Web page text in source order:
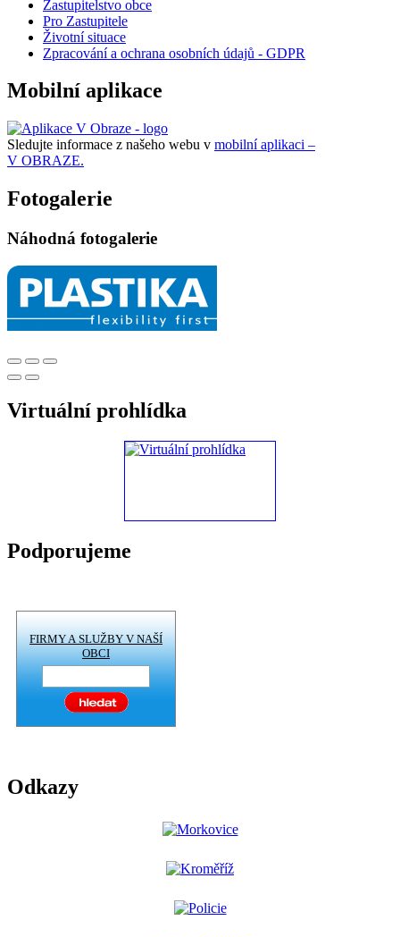
Zastupitelstvo obce
Pro Zastupitele
Životní situace
Zpracování a ochrana osobních údajů - GDPR
Mobilní aplikace
Sledujte informace z našeho webu v mobilní aplikaci –
V OBRAZE.
Fotogalerie
Náhodná fotogalerie
Virtuální prohlídka
Podporujeme
FIRMY A SLUŽBY V NAŠÍ
OBCI
Odkazy